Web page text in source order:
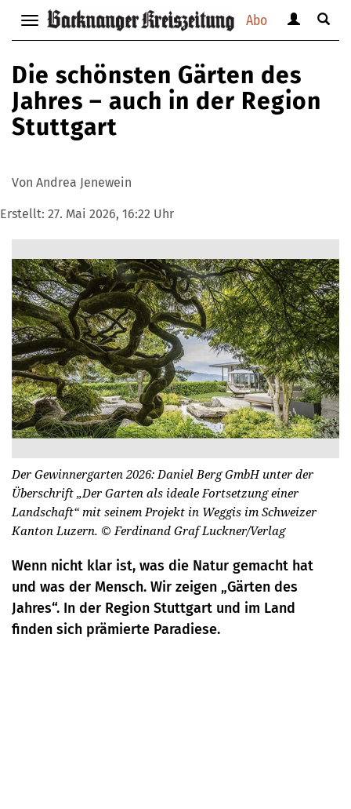
Abo
Navigation
anzeigen
bzw.
verbergen
anzeigen
verbergen
Suche
Die schönsten Gärten des
Jahres – auch in der Region
Stuttgart
Von Andrea Jenewein
Erstellt: 27. Mai 2026, 16:22 Uhr
Der Gewinnergarten 2026: Daniel Berg GmbH unter der
Überschrift „Der Garten als ideale Fortsetzung einer
Landschaft“ mit seinem Projekt in Weggis im Schweizer
Kanton Luzern. © Fer­di­nand Graf Luck­ner/Verlag
Wenn nicht klar ist, was die Natur gemacht hat
und was der Mensch. Wir zeigen „Gärten des
Jahres“. In der Region Stuttgart und im Land
finden sich prämierte Paradiese.